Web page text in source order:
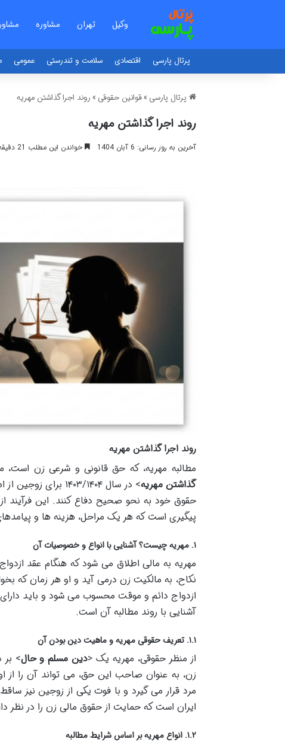
وکیل تهران مشاوره مشاور
پرتال پارسی اقتصادی سلامت و تندرستی عمومی
پرتال پارسی » قوانین حقوقی » روند اجرا گذاشتن مهریه
روند اجرا گذاشتن مهریه
آخرین به روز رسانی: 6 آبان 1404 خواندن این مطلب 21 دقیقه زمان میبرد
روند اجرا گذاشتن مهریه
مطالبه مهریه، که حق قانونی و شرعی زن است،
گذاشتن مهریه
> در سال ۱۴۰۳/
حقوق خود به نحو صحیح دفاع کنند. این فرآیند از
پیگیری است که هر یک مراحل، هزینه ها و
۱. مهریه چیست؟ آشنایی با انواع و خصوصیات آن
مهریه به مالی اطلاق می شود که هنگام عقد
نکاح، به مالکیت زن درمی آید و او هر زمان که
ازدواج دائم و موقت محسوب می شود و باید
آشنایی با روند مطالبه آن است.
۱.۱. تعریف حقوقی مهریه و ماهیت دین بودن آن
از منظر حقوقی، مهریه یک <دین مسلم و حال>
زن، به عنوان صاحب این حق، می تواند آن را
مرد قرار می گیرد و با فوت یکی از زوجین نیز
ایران است که حمایت از حقوق مالی زن را در نظر
۱.۲. انواع مهریه بر اساس شرایط مطالبه